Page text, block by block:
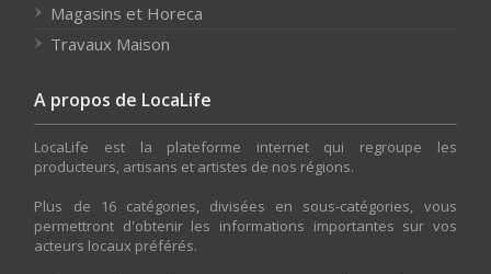
Magasins et Horeca
Travaux Maison
A propos de LocaLife
LocaLife est la plateforme internet qui regroupe les
producteurs, artisans et artistes de nos régions.
Plus de 16 catégories, divisées en sous-catégories, vous
permettront d'obtenir les informations importantes sur vos
acteurs locaux préférés.